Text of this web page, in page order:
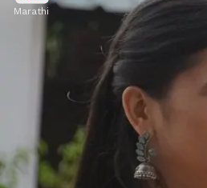
अशी ऑफर जर मला परत मिळाली
असं गौतमीने यावेळी बोलताना
माझ्यावर प्रेम असल्याचं यावेळी
Image credits: Instagram
Marathi